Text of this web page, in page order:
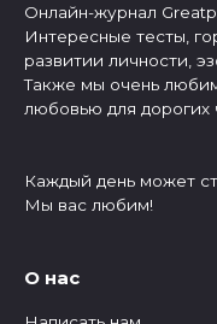
Онлайн-журнал
Интересные тесты,
развитии личности,
Также мы очень
любовью для дорогих
Каждый день может
Мы вас любим!
О нас